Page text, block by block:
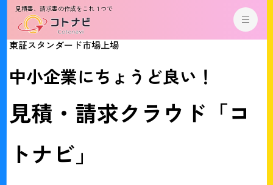
見積書、請求書の作成をこれ１つで
東証スタンダード市場上場
中小企業にち ょ う ど良い ！
見積 ・ 請求ク ラ ウ ド 「コ
トナ ビ 」